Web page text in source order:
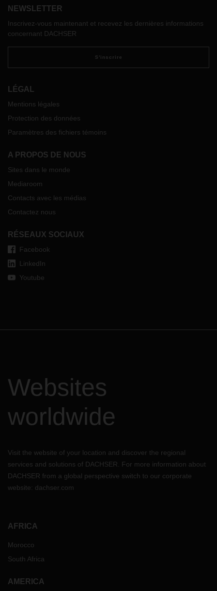
logistique contractuelle, il est essentiel d'établir un contact
clients ? Nous en avons discuté avec René van
Zandbergen, Contract Logistics Manager Benelux chez
DACHSER.
NEWSLETTER
Inscrivez-vous maintenant et recevez les dernières informations
concernant DACHSER
S'inscrire
LÉGAL
Mentions légales
Protection des données
Paramètres des fichiers témoins
A PROPOS DE NOUS
Sites dans le monde
Mediaroom
Contacts avec les médias
Contactez nous
RÉSEAUX SOCIAUX
Facebook
LinkedIn
Youtube
Websites
worldwide
Visit the website of your location and discover the regional
services and solutions of DACHSER. For more information about
DACHSER from a global perspective switch to our corporate
website: dachser.com
AFRICA
Morocco
South Africa
AMERICA